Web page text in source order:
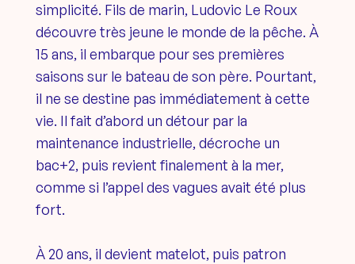
simplicité. Fils de marin, Ludovic Le Roux
découvre très jeune le monde de la pêche. À
15 ans, il embarque pour ses premières
saisons sur le bateau de son père. Pourtant,
il ne se destine pas immédiatement à cette
vie. Il fait d’abord un détour par la
maintenance industrielle, décroche un
bac+2, puis revient finalement à la mer,
comme si l’appel des vagues avait été plus
fort.
À 20 ans, il devient matelot, puis patron